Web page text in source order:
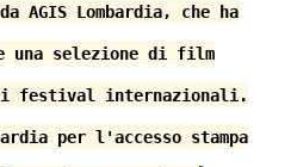
AGIS Lombardia, che ha
una selezione di film
festival internazionali.
per l'accesso stampa